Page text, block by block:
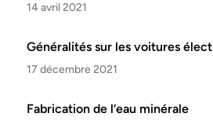
14 avril 2021
Généralités sur les voitures
17 décembre 2021
Fabrication de l’eau minérale